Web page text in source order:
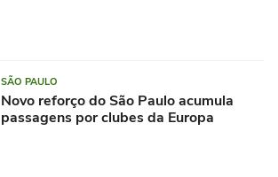
SÃO PAULO
Novo reforço do São Paulo acumula
passagens por clubes da Europa